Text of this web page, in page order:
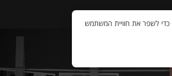
אנו משתמשים בקובצי Cookie כדי לשפר את חוויית המשתמש